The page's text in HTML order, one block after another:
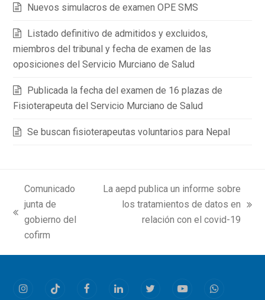
Nuevos simulacros de examen OPE SMS
Listado definitivo de admitidos y excluidos,
miembros del tribunal y fecha de examen de las
oposiciones del Servicio Murciano de Salud
Publicada la fecha del examen de 16 plazas de
Fisioterapeuta del Servicio Murciano de Salud
Se buscan fisioterapeutas voluntarios para Nepal
previous
post:
Comunicado
junta de
gobierno del
cofirm
La aepd publica un informe sobre
los tratamientos de datos en
relación con el covid-19
InstagramTiktok FacebookLinkedInTwitterYoutubeWhatsapp